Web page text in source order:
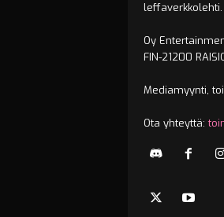
leffaverkkolehti.
Oy
FIN-21200
Mediamyynti,
Ota yhteyttä: